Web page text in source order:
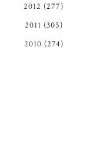
2012 (277)
2011 (305)
2010 (274)